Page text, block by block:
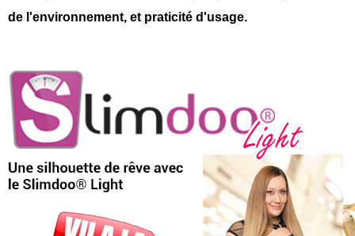
de l'environnement, et praticité d'usage.